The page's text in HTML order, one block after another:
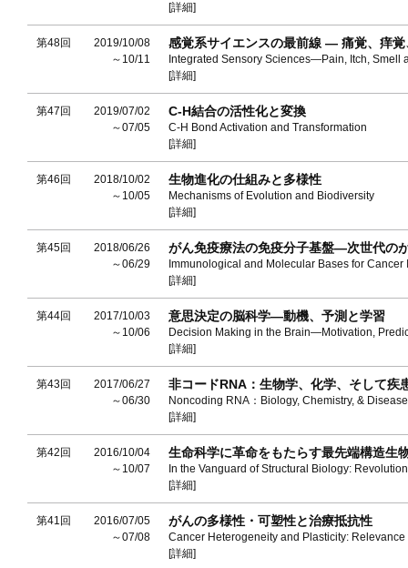
[詳細]
第48回
2019/10/08
～10/11
感覚系サイエンスの最前線 ― 痛覚、痒覚
Integrated Sensory Sciences―Pain, Itch, Smell
[詳細]
第47回
2019/07/02
～07/05
C-H結合の活性化と変換
C-H Bond Activation and Transformation
[詳細]
第46回
2018/10/02
～10/05
生物進化の仕組みと多様性
Mechanisms of Evolution and Biodiversity
[詳細]
第45回
2018/06/26
～06/29
がん免疫療法の免疫分子基盤―次世代の
Immunological and Molecular Bases for Cancer
[詳細]
第44回
2017/10/03
～10/06
意思決定の脳科学―動機、予測と学習
Decision Making in the Brain―Motivation,
[詳細]
第43回
2017/06/27
～06/30
非コードRNA：生物学、化学、そして疾
Noncoding RNA：Biology, Chemistry, &
[詳細]
第42回
2016/10/04
～10/07
生命科学に革命をもたらす最先端構造生
In the Vanguard of Structural Biology:
[詳細]
第41回
2016/07/05
～07/08
がんの多様性・可塑性と治療抵抗性
Cancer Heterogeneity and Plasticity:
[詳細]